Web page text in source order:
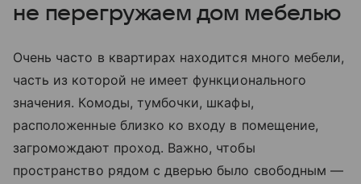
не перегружаем дом мебелью
Очень часто в квартирах находится много мебели,
часть из которой не имеет функционального
значения. Комоды, тумбочки, шкафы,
расположенные близко ко входу в помещение,
загромождают проход. Важно, чтобы
пространство рядом с дверью было свободным —